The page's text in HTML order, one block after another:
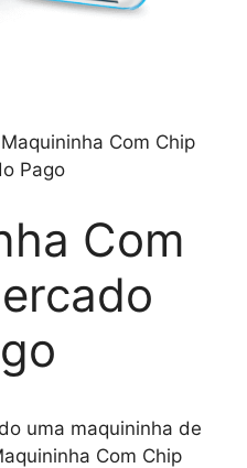
Maquininha Com Chip
Pago
Com
uma maquininha de
Com Chip